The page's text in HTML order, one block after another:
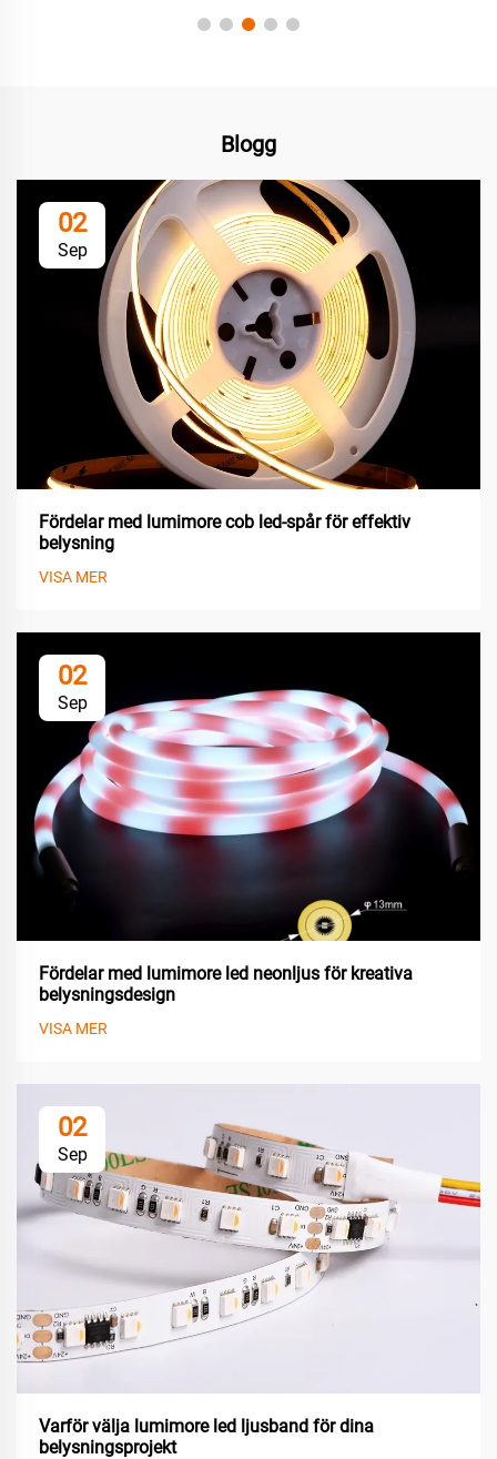
Blogg
02
Sep
Fördelar med lumimore cob led-spår för effektiv
belysning
VISA MER
02
Sep
Fördelar med lumimore led neonljus för kreativa
belysningsdesign
VISA MER
02
Sep
Varför välja lumimore led ljusband för dina
belysningsprojekt